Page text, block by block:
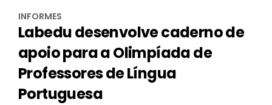
INFORMES
Labedu desenvolve caderno de
apoio para a Olimpíada de
Professores de Língua
Portuguesa